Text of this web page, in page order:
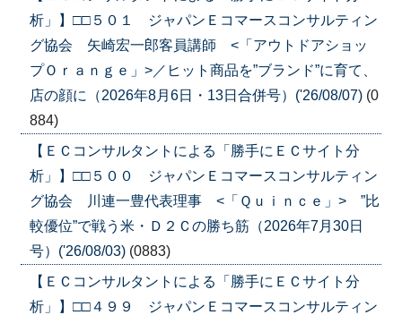
析」】□□５０１ ジャパンＥコマースコンサルティン
グ協会 矢崎宏一郎客員講師 <「アウトドアショッ
プＯｒａｎｇｅ」>／ヒット商品を”ブランド”に育て、
店の顔に（2026年8月6日・13日合併号）('26/08/07) (0
884)
【ＥＣコンサルタントによる「勝手にＥＣサイト分
析」】□□５００ ジャパンＥコマースコンサルティン
グ協会 川連一豊代表理事 <「Ｑｕｉｎｃｅ」> ”比
較優位”で戦う米・Ｄ２Ｃの勝ち筋（2026年7月30日
号）('26/08/03) (0883)
【ＥＣコンサルタントによる「勝手にＥＣサイト分
析」】□□４９９ ジャパンＥコマースコンサルティン